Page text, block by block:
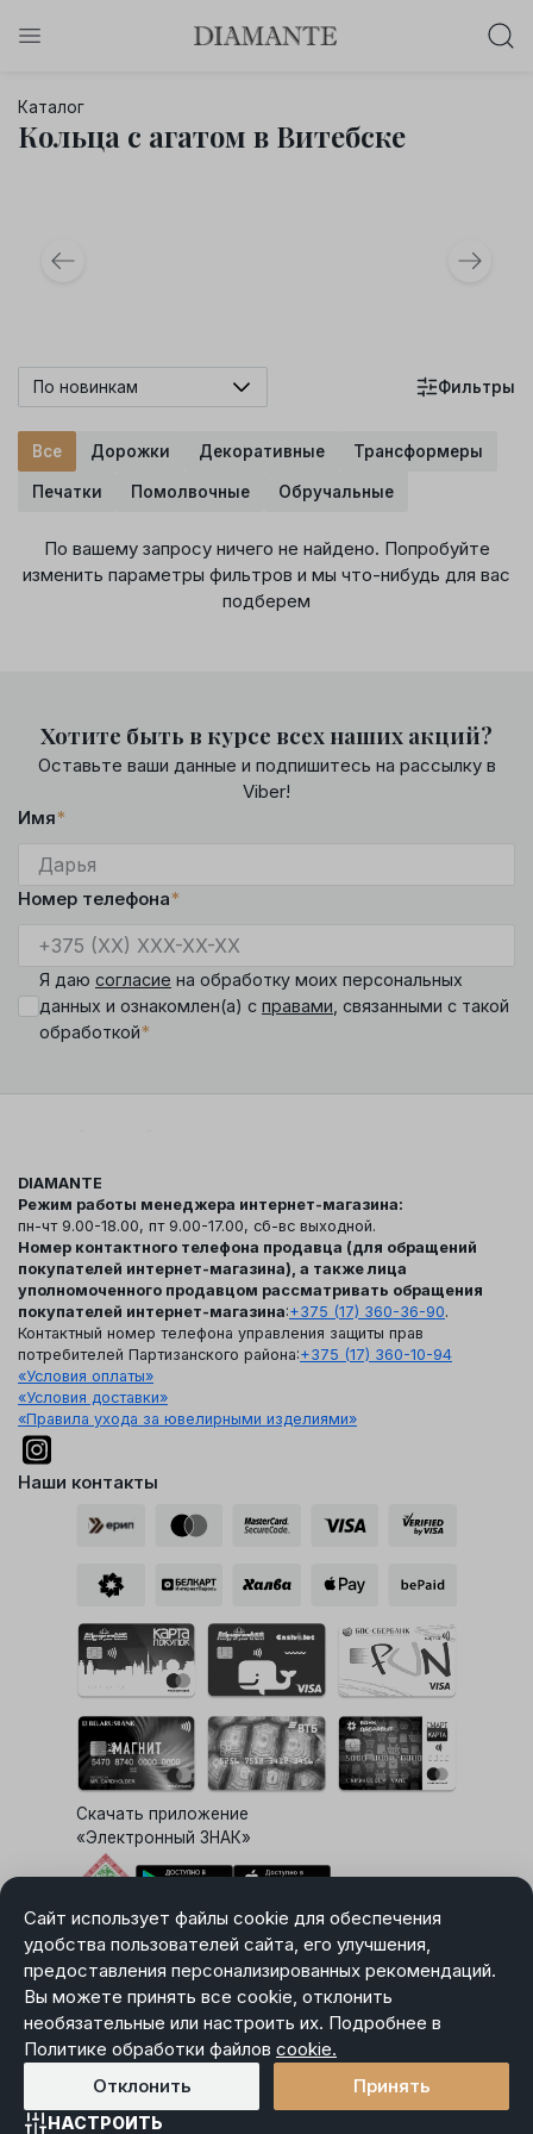
0 : 0 : 0 : 0
Каталог
Кольца с агатом в Витебске
Все Дорожки Декоративные Трансформеры
Печатки Помолвочные Обручальные
По новинкам Фильтры
По вашему запросу ничего не найдено. Попробуйте
изменить параметры фильтров и мы что-нибудь для вас
подберем
Сайт использует файлы cookie для обеспечения
удобства пользователей сайта, его улучшения,
предоставления персонализированных рекомендаций.
Вы можете принять все cookie, отклонить
необязательные или настроить их. Подробнее в
Политике обработки файлов cookie.
НАСТРОИТЬ
Отклонить Принять
Хотите быть в курсе всех наших акций?
Оставьте ваши данные и подпишитесь на рассылку в
Viber!
Имя*
Номер телефона*
Я даю согласие на обработку моих персональных
данных и ознакомлен(а) с правами , связанными с такой
обработкой*
DIAMANTE
Режим работы менеджера интернет-магазина:
пн-чт 9.00-18.00, пт 9.00-17.00, сб-вс выходной.
Номер контактного телефона продавца (для обращений
покупателей интернет-магазина), а также лица
уполномоченного продавцом рассматривать обращения
покупателей интернет-магазина:+375 (17) 360-36-90.
Контактный номер телефона управления защиты прав
потребителей Партизанского района:+375 (17) 360-10-94
«Условия оплаты»
«Условия доставки»
«Правила ухода за ювелирными изделиями»
Наши контакты
Скачать приложение
«Электронный ЗНАК»
Выбор настроек Cookie
Карта сайта
Политика в отношении обработки персональных данных
Пользовательское соглашение